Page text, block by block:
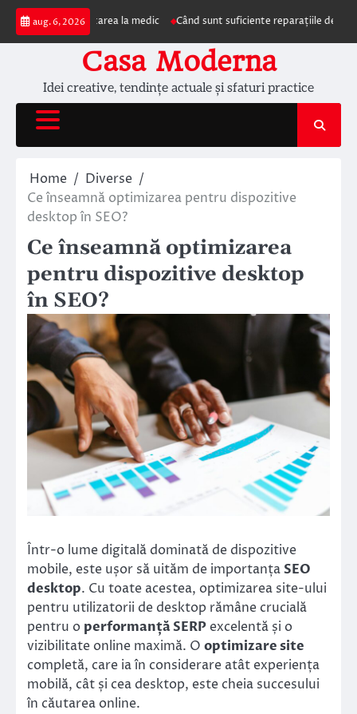
Skip
content
aug. 6, 2026
prezentarea la medic Când sunt suficiente reparațiile de acoperiș și
Casa Moderna
Idei creative, tendințe actuale și sfaturi practice
Home
Diverse
Ce înseamnă optimizarea pentru dispozitive
desktop în SEO?
Ce înseamnă optimizarea
pentru dispozitive desktop
în SEO?
Într-o lume digitală dominată de dispozitive
mobile, este ușor să uităm de importanțaSEO
desktop. Cu toate acestea, optimizarea site-ului
pentru utilizatorii de desktop rămâne crucială
pentru o performanță SERP excelentă și o
vizibilitate online maximă. O optimizare site
completă, care ia în considerare atât experiența
mobilă, cât și cea desktop, este cheia succesului
în căutarea online.